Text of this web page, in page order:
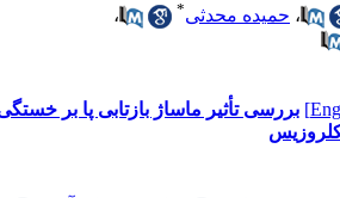
،حمیده محدثی
،
بررسی تأثیر ماساژ بازتابی پا بر خستگی